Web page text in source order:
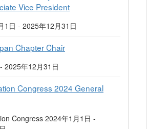
Vice President
1日 - 2025年12月31日
Chapter Chair
2025年12月31日
Congress 2024 General
Congress 2024年1月1日 -